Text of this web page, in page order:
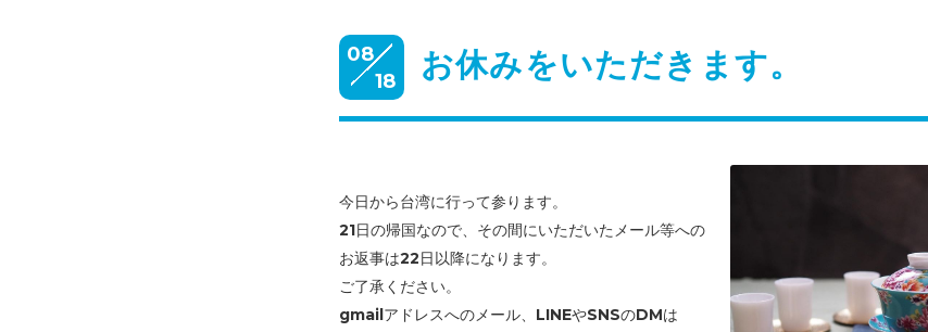
08
18
お休みをいただきます。
今日から台湾に行って参ります。
21日の帰国なので、その間にいただいたメール等への
お返事は22日以降になります。
ご了承ください。
gmailアドレスへのメール、LINEやSNSのDMは